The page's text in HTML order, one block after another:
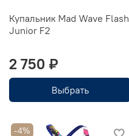
Купальник Mad Wave Flash
Junior F2
2 750 ₽
Выбрать
-4%